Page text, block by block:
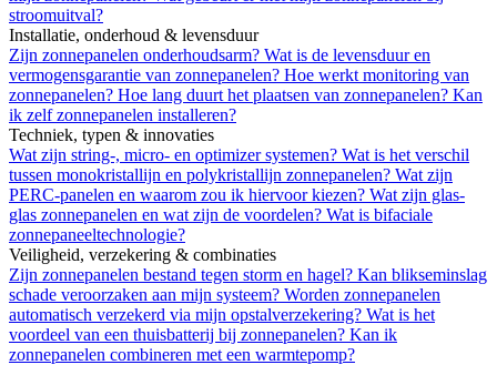
stroomuitval?
Installatie, onderhoud & levensduur
Zijn zonnepanelen onderhoudsarm? Wat is de levensduur en
vermogensgarantie van zonnepanelen? Hoe werkt monitoring van
zonnepanelen? Hoe lang duurt het plaatsen van zonnepanelen? Kan
ik zelf zonnepanelen installeren?
Techniek, typen & innovaties
Wat zijn string-, micro- en optimizer systemen? Wat is het verschil
tussen monokristallijn en polykristallijn zonnepanelen? Wat zijn
PERC-panelen en waarom zou ik hiervoor kiezen? Wat zijn glas-
glas zonnepanelen en wat zijn de voordelen? Wat is bifaciale
zonnepaneeltechnologie?
Veiligheid, verzekering & combinaties
Zijn zonnepanelen bestand tegen storm en hagel? Kan blikseminslag
schade veroorzaken aan mijn systeem? Worden zonnepanelen
automatisch verzekerd via mijn opstalverzekering? Wat is het
voordeel van een thuisbatterij bij zonnepanelen? Kan ik
zonnepanelen combineren met een warmtepomp?